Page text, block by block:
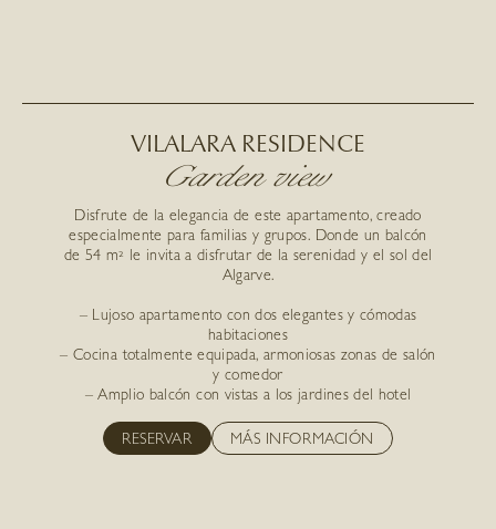
VILALARA RESIDENCE
Garden view
Disfrute de la elegancia de este apartamento, creado
especialmente para familias y grupos. Donde un balcón
de 54 m² le invita a disfrutar de la serenidad y el sol del
Algarve.
– Lujoso apartamento con dos elegantes y cómodas
habitaciones
– Cocina totalmente equipada, armoniosas zonas de salón
y comedor
– Amplio balcón con vistas a los jardines del hotel
RESERVAR MÁS INFORMACIÓN